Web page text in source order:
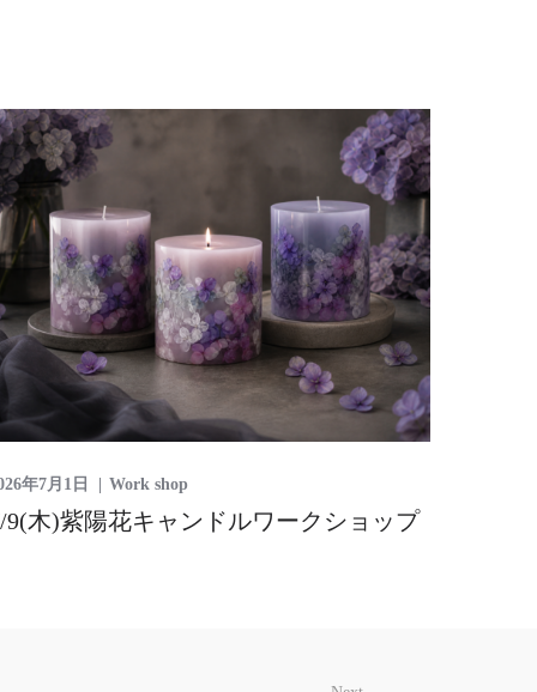
年7月1日 Work shop
9(木)紫陽花キャンドルワークショップ